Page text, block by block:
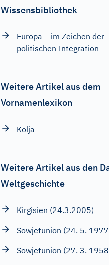
Wissensbibliothek
Europa – im Zeichen der
politischen Integration
Weitere Artikel aus dem
Vornamenlexikon
Kolja
Weitere Artikel aus den
Weltgeschichte
Kirgisien (24.3.2005)
Sowjetunion (24. 5.
Sowjetunion (27. 3.